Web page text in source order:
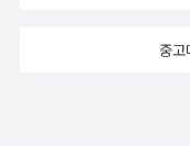
을 연출했다. 그 외에도
중고